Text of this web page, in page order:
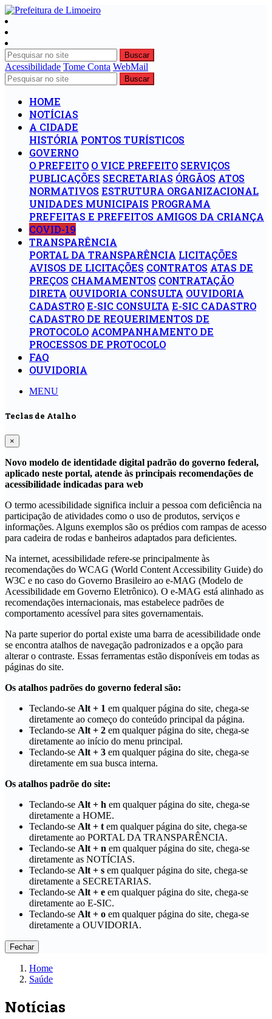
Buscar
Acessibilidade Tome Conta WebMail
Buscar
HOME
NOTÍCIAS
A CIDADE
HISTÓRIA PONTOS TURÍSTICOS
GOVERNO
O PREFEITO O VICE PREFEITO SERVIÇOS
PUBLICAÇÕES SECRETARIAS ÓRGÃOS ATOS
NORMATIVOS ESTRUTURA ORGANIZACIONAL
UNIDADES MUNICIPAIS PROGRAMA
PREFEITAS E PREFEITOS AMIGOS DA CRIANÇA
COVID-19
TRANSPARÊNCIA
PORTAL DA TRANSPARÊNCIA LICITAÇÕES
AVISOS DE LICITAÇÕES CONTRATOS ATAS DE
PREÇOS CHAMAMENTOS CONTRATAÇÃO
DIRETA OUVIDORIA CONSULTA OUVIDORIA
CADASTROE-SIC CONSULTA E-SIC CADASTRO
CADASTRO DE REQUERIMENTOS DE
PROTOCOLO ACOMPANHAMENTO DE
PROCESSOS DE PROTOCOLO
FAQ
OUVIDORIA
MENU
Teclas de Atalho
×
Novo modelo de identidade digital padrão do governo federal,
aplicado neste portal, atende às principais recomendações de
acessibilidade indicadas para web
O termo acessibilidade significa incluir a pessoa com deficiência na
participação de atividades como o uso de produtos, serviços e
informações. Alguns exemplos são os prédios com rampas de acesso
para cadeira de rodas e banheiros adaptados para deficientes.
Na internet, acessibilidade refere-se principalmente às
recomendações do WCAG (World Content Accessibility Guide) do
W3C e no caso do Governo Brasileiro ao e-MAG (Modelo de
Acessibilidade em Governo Eletrônico). O e-MAG está alinhado as
recomendações internacionais, mas estabelece padrões de
comportamento acessível para sites governamentais.
Na parte superior do portal existe uma barra de acessibilidade onde
se encontra atalhos de navegação padronizados e a opção para
alterar o contraste. Essas ferramentas estão disponíveis em todas as
páginas do site.
Os atalhos padrões do governo federal são:
Teclando-se Alt + 1 em qualquer página do site, chega-se
diretamente ao começo do conteúdo principal da página.
Teclando-se Alt + 2 em qualquer página do site, chega-se
diretamente ao início do menu principal.
Teclando-se Alt + 3 em qualquer página do site, chega-se
diretamente em sua busca interna.
Os atalhos padrõe do site:
Teclando-se Alt + h em qualquer página do site, chega-se
diretamente a HOME.
Teclando-se Alt + t em qualquer página do site, chega-se
diretamente ao PORTAL DA TRANSPARÊNCIA.
Teclando-se Alt + n em qualquer página do site, chega-se
diretamente as NOTÍCIAS.
Teclando-se Alt + s em qualquer página do site, chega-se
diretamente a SECRETARIAS.
Teclando-se Alt + e em qualquer página do site, chega-se
diretamente ao E-SIC.
Teclando-se Alt + o em qualquer página do site, chega-se
diretamente a OUVIDORIA.
Fechar
Home
Saúde
Notícias